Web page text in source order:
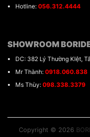
Hotline: 056.312.4444
SHOWROOM
DC: 382 Lý Thường KIệt,
Mr Thành: 0918.060.838
Ms Thùy: 098.338.3379
Copyright © 2026